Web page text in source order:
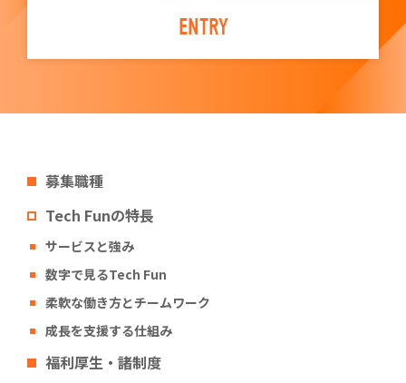
ENTRY
募集職種
Tech Funの特長
サービスと強み
数字で見るTech Fun
柔軟な働き方とチームワーク
成長を支援する仕組み
福利厚生・諸制度